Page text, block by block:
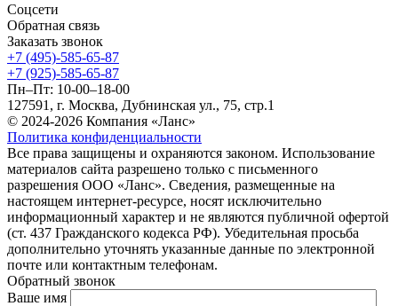
Соцсети
Обратная связь
Заказать звонок
+7 (495)-585-65-87
+7 (925)-585-65-87
Пн–Пт: 10-00–18-00
127591, г. Москва, Дубнинская ул., 75, стр.1
© 2024-2026 Компания «Ланс»
Политика конфиденциальности
Все права защищены и охраняются законом. Использование
материалов сайта разрешено только с письменного
разрешения ООО «Ланс». Сведения, размещенные на
настоящем интернет-ресурсе, носят исключительно
информационный характер и не являются публичной офертой
(ст. 437 Гражданского кодекса РФ). Убедительная просьба
дополнительно уточнять указанные данные по электронной
почте или контактным телефонам.
Обратный звонок
Ваше имя